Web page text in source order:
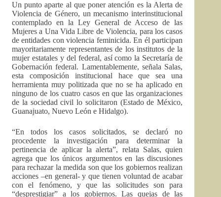
Un punto aparte al que poner atención es la Alerta de
Violencia de Género, un mecanismo interinstitucional
contemplado en la Ley General de Acceso de las
Mujeres a Una Vida Libre de Violencia, para los casos
de entidades con violencia feminicida. En él participan
mayoritariamente representantes de los institutos de la
mujer estatales y del federal, así como la Secretaría de
Gobernación federal. Lamentablemente, señala Salas,
esta composición institucional hace que sea una
herramienta muy politizada que no se ha aplicado en
ninguno de los cuatro casos en que las organizaciones
de la sociedad civil lo solicitaron (Estado de México,
Guanajuato, Nuevo León e Hidalgo).
“En todos los casos solicitados, se declaró no
procedente la investigación para determinar la
pertinencia de aplicar la alerta”, relata Salas, quien
agrega que los únicos argumentos en las discusiones
para rechazar la medida son que los gobiernos realizan
acciones –en general- y que tienen voluntad de acabar
con el fenómeno, y que las solicitudes son para
“desprestigiar” a los gobiernos. Las quejas de las